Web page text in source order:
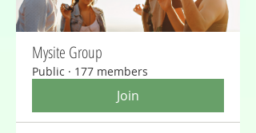
Mysite Group
Public · 177 members
Join